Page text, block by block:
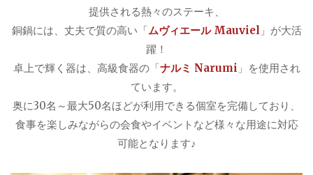
提供される熱々のステーキ、
銅鍋には、丈夫で質の高い「ムヴィエール Mauviel 」が大活
躍！
卓上で輝く器は、高級食器の「ナルミ Narumi 」を使用され
ています。
奥に30名～最大50名ほどが利用できる個室を完備しており、
食事を楽しみながらの会食やイベントなど様々な用途に対応
可能となります♪